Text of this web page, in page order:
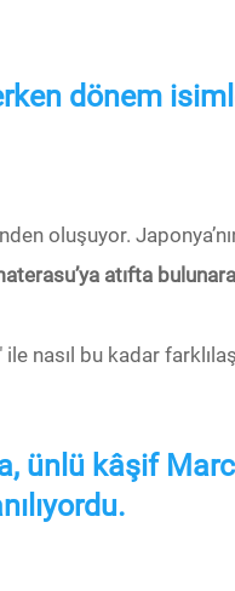
dönem
oluşuyor.
atıfta
nasıl bu kadar
ünlü kâşif